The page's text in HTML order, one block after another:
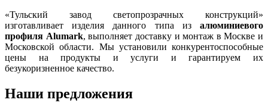
«Тульский завод светопрозрачных конструкций»
изготавливает изделия данного типа из алюминиевого
профиля Alumark, выполняет доставку и монтаж в Москве и
Московской области. Мы установили конкурентоспособные
цены на продукты и услуги и гарантируем их
безукоризненное качество.
Наши предложения